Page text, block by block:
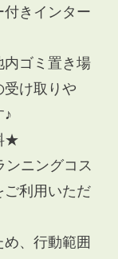
きインター
内ゴミ置き場
受け取りや
♪
★
ンニングコス
ご利用いただ
、行動範囲